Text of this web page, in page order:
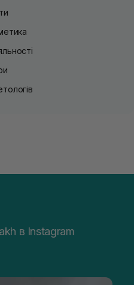
в Instagram